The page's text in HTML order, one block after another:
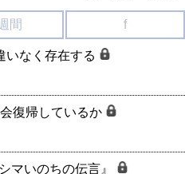
間 f
いなく存在する
復帰しているか
マいのちの伝言』